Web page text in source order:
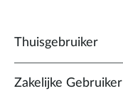
Thuisgebruiker
Zakelijke Gebruiker